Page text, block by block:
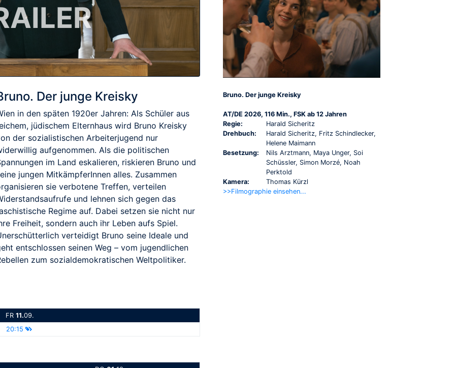
Der junge Kreisky
in den späten 1920er Jahren: Als Schüler aus
jüdischem Elternhaus wird Bruno Kreisky
der sozialistischen Arbeiterjugend nur
aufgenommen. Als die politischen
im Land eskalieren, riskieren Bruno und
jungen MitkämpferInnen alles. Zusammen
sie verbotene Treffen, verteilen
und lehnen sich gegen das
Regime auf. Dabei setzen sie nicht nur
Freiheit, sondern auch ihr Leben aufs Spiel.
verteidigt Bruno seine Ideale und
entschlossen seinen Weg – vom jugendlichen
zum sozialdemokratischen Weltpolitiker.
FR 11.09.
20:15
Bruno. Der junge Kreisky
AT/DE 2026, 116 Min., FSK ab 12 Jahren
Regie:
Harald Sicheritz
Drehbuch:
Harald Sicheritz, Fritz Schindlecker,
Helene Maimann
Besetzung:
Nils Arztmann, Maya Unger, Soi
Schüssler, Simon Morzé, Noah
Perktold
Kamera:
Thomas Kürzl
>>Filmographie einsehen...